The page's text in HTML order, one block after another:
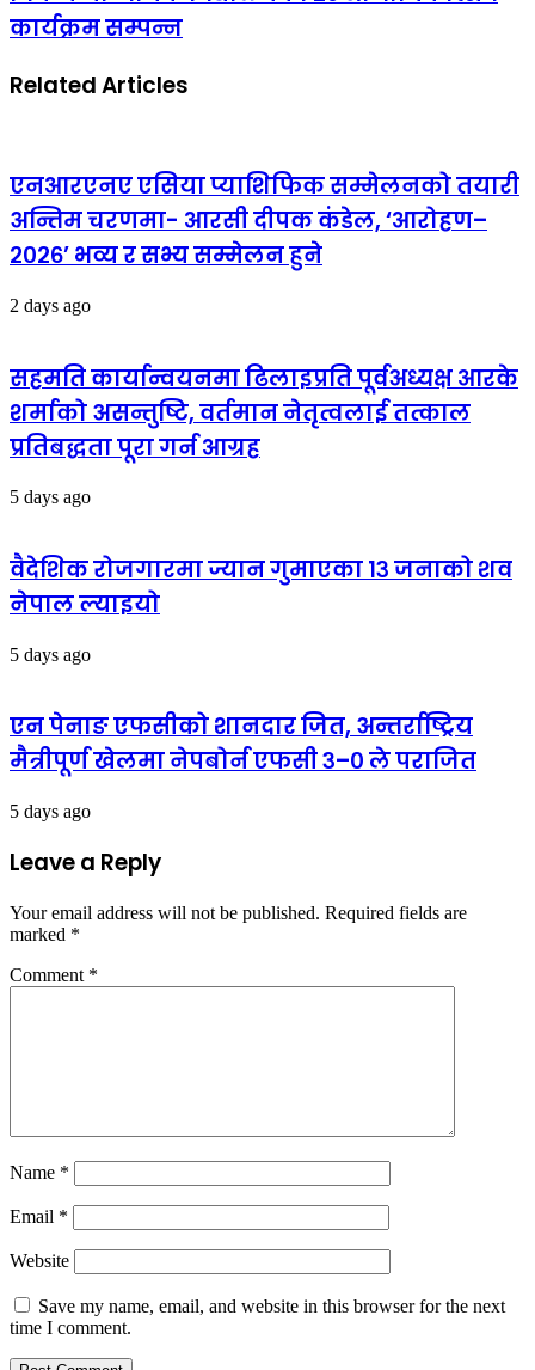
कार्यक्रम सम्पन्न
Related Articles
एनआरएनए एसिया प्याशिफिक सम्मेलनको तयारी
अन्तिम चरणमा- आरसी दीपक कंडेल, ‘आरोहण–
२०२६’ भव्य र सभ्य सम्मेलन हुने
2 days ago
सहमति कार्यान्वयनमा ढिलाइप्रति पूर्वअध्यक्ष आरके
शर्माको असन्तुष्टि, वर्तमान नेतृत्वलाई तत्काल
प्रतिबद्धता पूरा गर्न आग्रह
5 days ago
वैदेशिक रोजगारमा ज्यान गुमाएका १३ जनाको शव
नेपाल ल्याइयो
5 days ago
एन पेनाङ एफसीको शानदार जित, अन्तर्राष्ट्रिय
मैत्रीपूर्ण खेलमा नेपबोर्न एफसी ३–० ले पराजित
5 days ago
Leave a Reply
Your email address will not be published. Required fields are
marked *
Comment *
Name *
Email *
Website
Save my name, email, and website in this browser for the next
time I comment.